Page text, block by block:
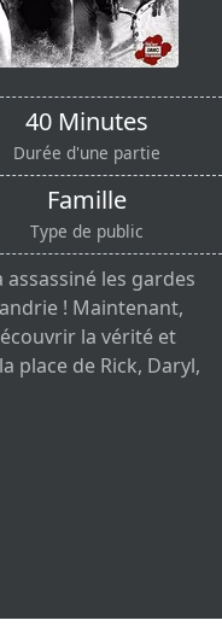
40 Minutes
Durée d'une partie
Famille
Type de public
les gardes
! Maintenant,
la vérité et
place de Rick, Daryl,